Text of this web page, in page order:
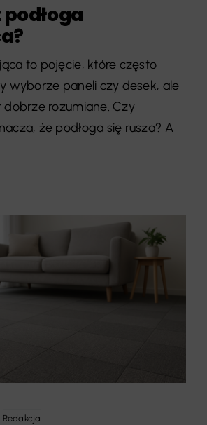
to pojęcie, które często
wyborze paneli czy desek, ale
dobrze rozumiane. Czy
że podłoga się rusza? A
Redakcja